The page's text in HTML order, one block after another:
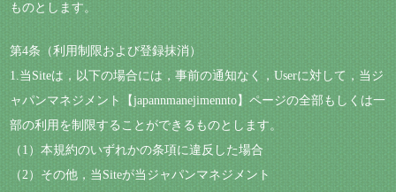
ものとします。
第4条（利用制限および登録抹消）
1.当Siteは，以下の場合には，事前の通知なく，Userに対して，当ジ
ャパンマネジメント【japannmanejimennto】ページの全部もしくは一
部の利用を制限することができるものとします。
（1）本規約のいずれかの条項に違反した場合
（2）その他，当Siteが当ジャパンマネジメント